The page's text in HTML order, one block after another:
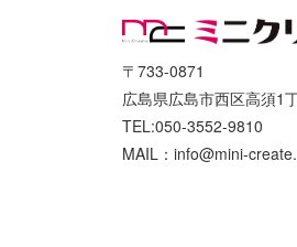
〒733-0871
広島県広島市西区高須1
TEL:050-3552-9810
MAIL：info@mini-